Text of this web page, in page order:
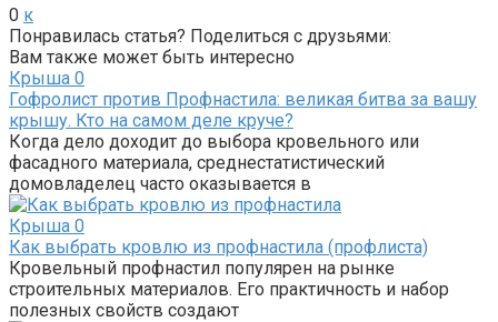
0 к
Понравилась статья? Поделиться с друзьями:
Вам также может быть интересно
Крыша 0
Гофролист против Профнастила: великая битва за вашу
крышу. Кто на самом деле круче?
Когда дело доходит до выбора кровельного или
фасадного материала, среднестатистический
домовладелец часто оказывается в
Крыша 0
Как выбрать кровлю из профнастила (профлиста)
Кровельный профнастил популярен на рынке
строительных материалов. Его практичность и набор
полезных свойств создают